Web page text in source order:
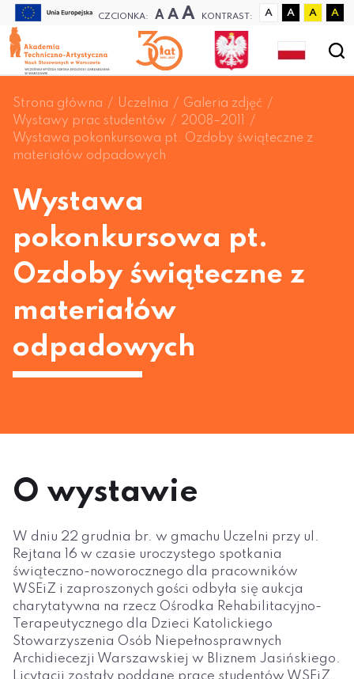
CZCIONKA: A A A KONTRAST: A A A A
Strona główna Uczelnia
Galeria zdjęć
Wystawy prac studentów
2008–2011
Wystawa pokonkursowa pt. Ozdoby świąteczne z
materiałów odpadowych
Wystawa
pokonkursowa pt.
Ozdoby świąteczne z
materiałów
odpadowych
O wystawie
W dniu 22 grudnia br. w gmachu Uczelni przy ul.
Rejtana 16 w czasie uroczystego spotkania
świąteczno-noworocznego dla pracowników
WSEiZ i zaproszonych gości odbyła się aukcja
charytatywna na rzecz Ośrodka Rehabilitacyjno-
Terapeutycznego dla Dzieci Katolickiego
Stowarzyszenia Osób Niepełnosprawnych
Archidiecezji Warszawskiej w Bliznem Jasińskiego.
Licytacji zostały poddane prace studentów WSEiZ,